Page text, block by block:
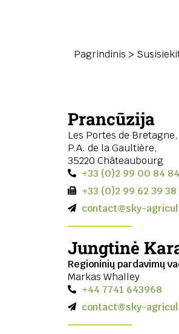
Pagrindinis >
Prancūzija
Les Portes de Bretagne,
P.A. de la Gaultière,
35220 Châteaubourg
+33 (0)2 99 00 84 84
+33 (0)2 99 62 39 38
contact@sky-
Jungtinė
Regioninių pardavimų
Markas Whalley
+44 7741 643968
contact@sky-